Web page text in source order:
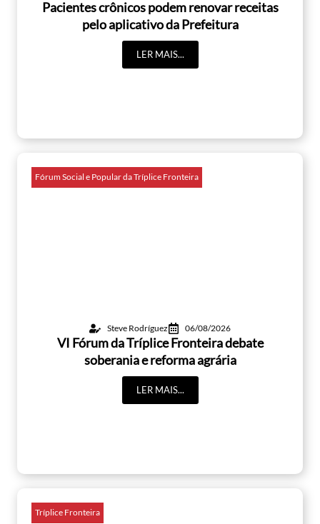
Pacientes crônicos podem renovar receitas
pelo aplicativo da Prefeitura
LER MAIS...
Fórum Social e Popular da Tríplice Fronteira
Steve Rodríguez 06/08/2026
VI Fórum da Tríplice Fronteira debate
soberania e reforma agrária
LER MAIS...
Tríplice Fronteira